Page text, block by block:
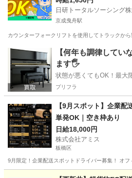
日研トータルソーシング
京成曳舟駅
カウンターフォークリフトを使用してトラックか
東京 墨田区 京成曳舟駅 ドライバー
【何年も調律してい
ます🖐️
状態が悪くてもOK！最大
プリフラ
【9月スポット】企業配
単発OK｜空き枠あり
日給18,000円
株式会社アミス
板橋区
9月限定！企業配送スポットドライバー募集！ オ
配送 スポット